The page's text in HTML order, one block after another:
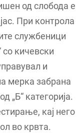
од слобода е
При контрола
службеници
со кичевски
и
мерка забрана
„Б“ категорија.
кај него
во крвта.